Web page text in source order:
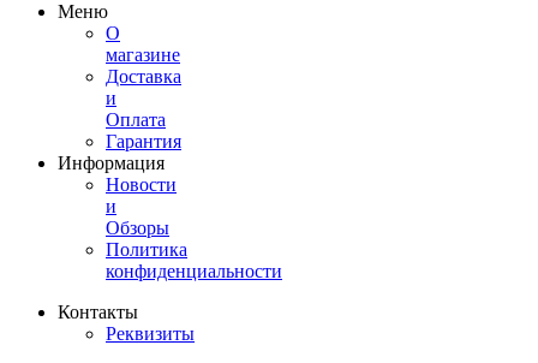
Меню
О
магазине
Доставка
и
Оплата
Гарантия
Информация
Новости
и
Обзоры
Политика
конфиденциальности
Контакты
Реквизиты